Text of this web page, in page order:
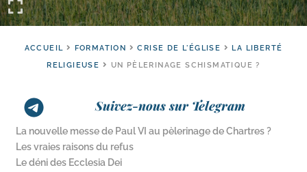
ACCUEIL FORMATION CRISE DE L'ÉGLISE
LA LIBERTÉ
RELIGIEUSE
UN PÈLERINAGE SCHISMATIQUE ?
Suivez-nous sur Telegram
La nouvelle messe de Paul VI au pèlerinage de Chartres ?
Les vraies raisons du refus
Le déni des Ecclesia Dei